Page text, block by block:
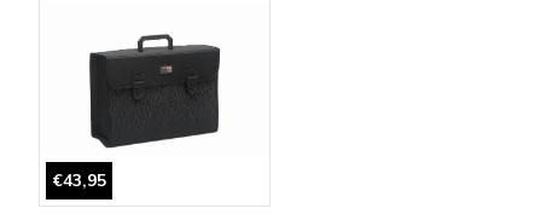
€43,95